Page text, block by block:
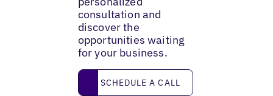
consultation and
discover the
opportunities waiting
for your business.
Schedule a call
SCHEDULE A CALL